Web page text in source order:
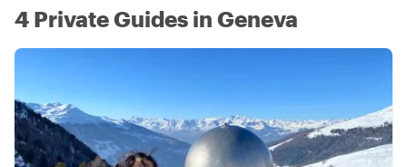
4 Private Guides in Geneva